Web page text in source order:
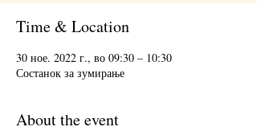
Time & Location
30 ное. 2022 г., во 09:30 – 10:30
Состанок за зумирање
About the event